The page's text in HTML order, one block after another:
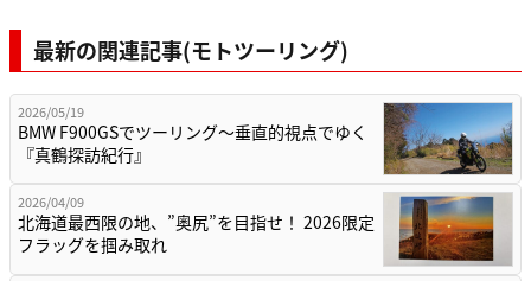
最新の関連記事(モトツーリング)
2026/05/19
BMW F900GSでツーリング〜垂直的視点でゆく
『真鶴探訪紀行』
2026/04/09
北海道最西限の地、”奥尻”を目指せ！ 2026限定
フラッグを掴み取れ